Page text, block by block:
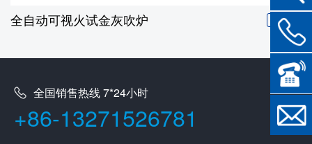
全自动可视火试金灰吹炉 视频
全国销售热线 7*24小时
+86-13271526781